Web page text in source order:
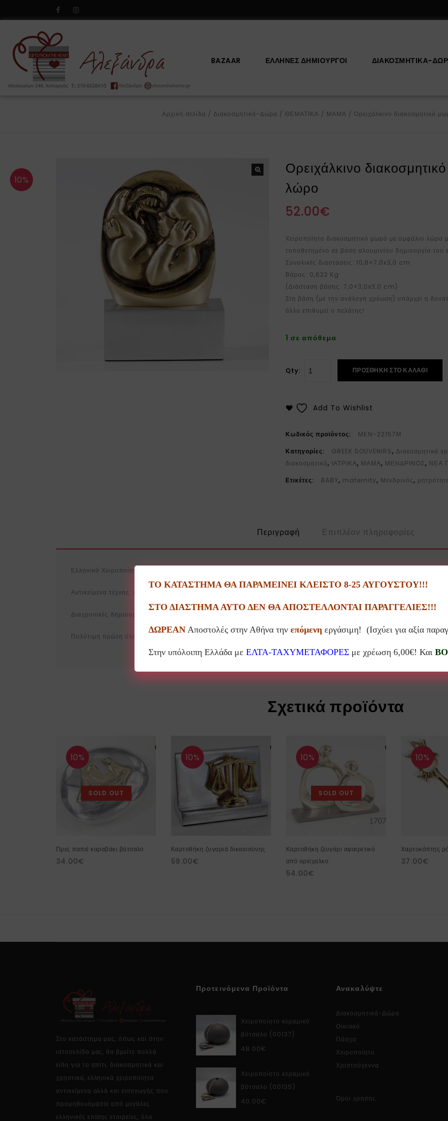
BAZAAR ΕΛΛΗΝΕΣ ΔΗΜΙΟΥΡΓΟΙ ΔΙΑΚΟΣΜΗΤΙΚΆ-
Αρχική σελίδα / Διακοσμητικά-Δώρα / ΘΕΜΑΤΙΚΑ / ΜΑΜΑ / Ορειχάλκινο διακοσμητικό
10%
Ορειχάλκινο
λώρο
52.00€
Χειροποίητο διακοσμητικό μωρό με ομφάλιο λώρο
τοποθετημένο σε βάση αλουμινίου δημιουργία
Συνολικές διαστάσεις: 10,8×7,0x3,0 cm
Βάρος: 0,622 Kg
(Διάσταση βάσης: 7,0×3,0x3,0 cm)
Στη βάση (με την ανάλογη χρέωση) υπάρχει η
άλλο επιθυμεί ο πελάτης!
1 σε απόθεμα
Qty: ΠΡΟΣΘΉΚΗ ΣΤΟ ΚΑΛΆΘΙ
Add To Wishlist
Κωδικός προϊόντος:
ΜΕΝ-22157Μ
Κατηγορίες:
GREEK SOUVENIRS,Διακοσμητικά
διακοσμητικό, ΙΑΤΡΙΚΑ, ΜΑΜΑ, ΜΕΝΔΡΙΝΟΣ, ΝΕΑ
Ετικέτες:
BABY, maternity, Μενδρινός,
Περιγραφή Επιπλέον πληροφορίες
Ελληνικά Χειροποίητα Διακοσμητικά Αντικείμενα από Μπρούντζο & Αλουμίνιο από το εργαστήριο Μενδρινός-metalArt.
Αντικείμενα τέχνης ελληνικής σχεδίασης και κατασκευής από πραγματικό μέταλλο, μπρούντζο & αλουμίνιο.
Διαχρονικές δημιουργίες με την παραδοσιακή τεχνική χύτευσης σε άμμο & επεξεργασία στο χέρι.
Πολύτιμη πρώτη ύλη, μεγάλης αντοχής και πλήρως ανακυκλώσιμη.
Σχετικά προϊόντα
10%
SOLD OUT
Πρες παπιέ καραβάκι βότσαλο
34.00€
10%
Καρτοθήκη ζυγαριά δικαιοσύνης
59.00€
10%
SOLD OUT
Καρτοθήκη ζευγάρι αφαιρετικό
από ορείχαλκο
54.00€
10%
Χαρτοκόπτης
37.00€
Στο κατάστημα μας, όπως και στην
ιστοσελίδα μας, θα βρείτε πολλά
είδη για το σπίτι, διακοσμητικά και
χρηστικά, ελληνικά χειροποίητα
αντικείμενα αλλά και εισαγωγής που
προμηθευόμαστε από μεγάλες
ελληνικές επίσης εταιρείες, όλα
Προτεινόμενα Προϊόντα
Χειροποίητο κεραμικό
βότσαλο (00137)
48.00€
Χειροποίητο κεραμικό
βότσαλο (00135)
40.00€
Ανακαλύψτε
Διακοσμητικά-Δώρα
Οικιακό
Πάσχα
Χειροποίητο
Χριστούγεννα
Όροι χρήσης
ΤΟ ΚΑΤΑΣΤΗΜΑ ΘΑ ΠΑΡΑΜΕΙΝΕΙ ΚΛΕΙΣΤΟ 8-25 ΑΥΓΟΥΣΤΟΥ!!!
ΣΤΟ ΔΙΑΣΤΗΜΑ ΑΥΤΟ ΔΕΝ ΘΑ ΑΠΟΣΤΕΛΛΟΝΤΑΙ ΠΑΡΑΓΓΕΛΙΕΣ!!!
ΔΩΡΕΑΝΑποστολές στην Αθήνα την επόμενηεργάσιμη! (Ισχύει για αξία
Στην υπόλοιπη Ελλάδα με ΕΛΤΑ-ΤΑΧΥΜΕΤΑΦΟΡΕΣμε χρέωση 6,00€! Και